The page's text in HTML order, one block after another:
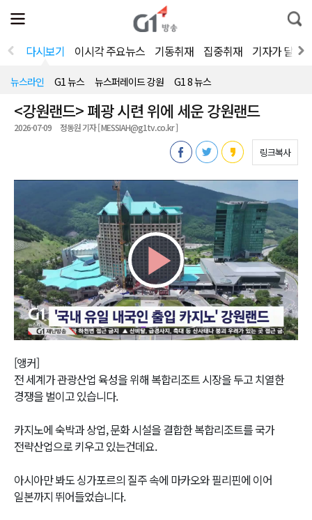
전
체
뉴
열
통
합
색
다시보기 이시각 주요뉴스 기동취재 집중취재 기자가 달려
뉴스라인 G1 뉴스 뉴스퍼레이드 강원 G1 8 뉴스
<강원랜드> 폐광 시련 위에 세운 강원랜드
2026-07-09 정동원 기자 [ MESSIAH@g1tv.co.kr ]
링크복사
Play
Video
[앵커]
전 세계가 관광산업 육성을 위해 복합리조트 시장을 두고 치열한
경쟁을 벌이고 있습니다.
카지노에 숙박과 상업, 문화 시설을 결합한 복합리조트를 국가
전략산업으로 키우고 있는건데요.
아시아만 봐도 싱가포르의 질주 속에 마카오와 필리핀에 이어
일본까지 뛰어들었습니다.